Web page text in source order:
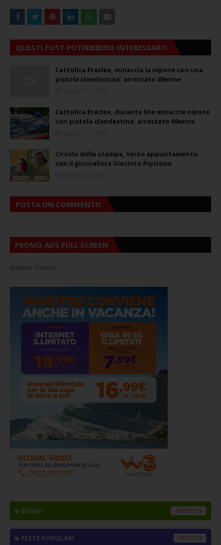
QUESTI POST POTREBBERO INTERESSARTI
Cattolica Eraclea, minaccia la nipote con una
pistola clandestina: arrestato 69enne
Cattolica Eraclea, durante lite minaccia nipote
con pistola clandestina: arrestato 69enne
Circolo della stampa, terzo appuntamento
con il giornalista Giacinto Pipitone
POSTA UN COMMENTO
PROMO ADS FULL SCREEN
Banner Promo
EVENTI 174
FESTE POPOLARI 14